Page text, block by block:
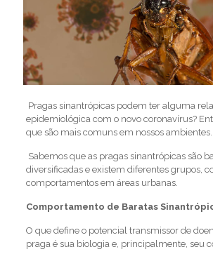
Pragas sinantrópicas podem ter alguma
epidemiológica com o novo coronavírus?
que são mais comuns em nossos ambientes.
Sabemos que as pragas sinantrópicas são
diversificadas e existem diferentes grupos,
comportamentos em áreas urbanas.
Comportamento de Baratas
O que define o potencial transmissor de
praga é sua biologia e, principalmente, seu